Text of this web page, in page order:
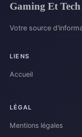
Gaming Et Tech
Votre source
LIENS
Accueil
LÉGAL
Mentions légales